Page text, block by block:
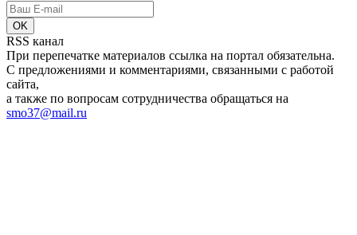
RSS канал
При перепечатке материалов ссылка на портал обязательна.
С предложениями и комментариями, связанными с работой
сайта,
а также по вопросам сотрудничества обращаться на
smo37@mail.ru